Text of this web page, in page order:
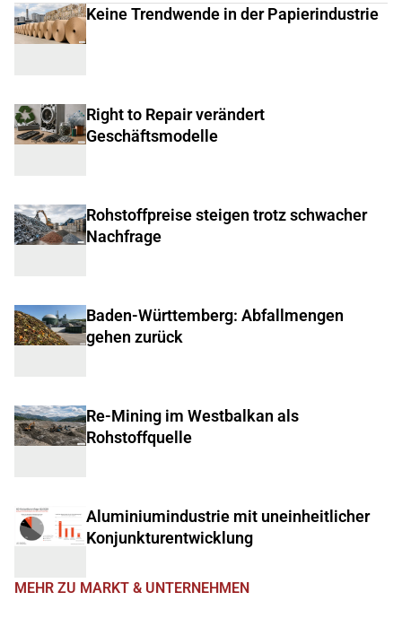
Keine Trendwende in der Papierindustrie
Right to Repair verändert
Geschäftsmodelle
Rohstoffpreise steigen trotz schwacher
Nachfrage
Baden-Württemberg: Abfallmengen
gehen zurück
Re-Mining im Westbalkan als
Rohstoffquelle
Aluminiumindustrie mit uneinheitlicher
Konjunkturentwicklung
MEHR ZU MARKT & UNTERNEHMEN